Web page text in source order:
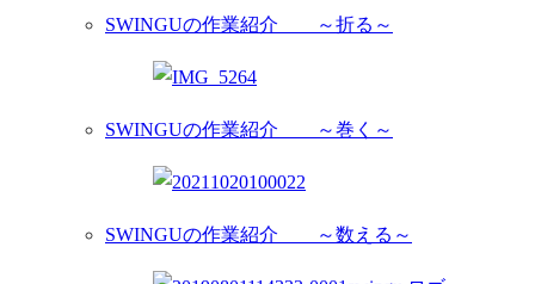
SWINGUの作業紹介 ～折る～
SWINGUの作業紹介 ～巻く～
SWINGUの作業紹介 ～数える～